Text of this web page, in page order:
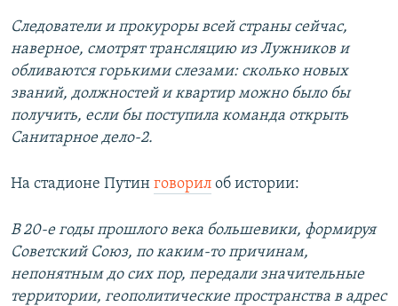
Следователи и прокуроры всей страны сейчас,
наверное, смотрят трансляцию из Лужников и
обливаются горькими слезами: сколько новых
званий, должностей и квартир можно было бы
получить, если бы поступила команда открыть
Санитарное дело-2.
На стадионе Путин говорил об истории:
В 20-е годы прошлого века большевики, формируя
Советский Союз, по каким-то причинам,
непонятным до сих пор, передали значительные
территории, геополитические пространства в адрес